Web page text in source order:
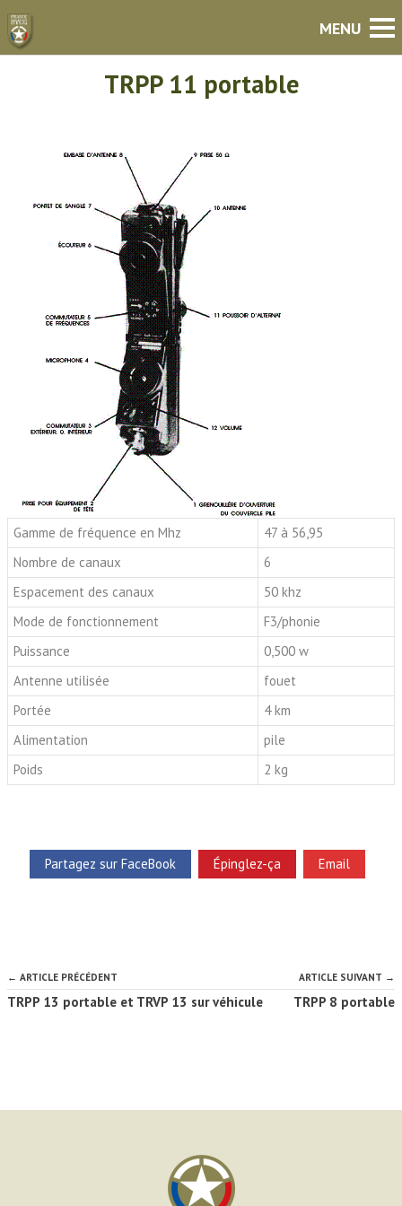
TRPP 11 portable
Gamme de fréquence en Mhz
47 à 56,95
Nombre de canaux
6
Espacement des canaux
50 khz
Mode de fonctionnement
F3/phonie
Puissance
0,500 w
Antenne utilisée
fouet
Portée
4 km
Alimentation
pile
Poids
2 kg
Partagez sur FaceBook Épinglez-ça Email
← ARTICLE PRÉCÉDENT
TRPP 13 portable et TRVP 13 sur véhicule
ARTICLE SUIVANT →
TRPP 8 portable